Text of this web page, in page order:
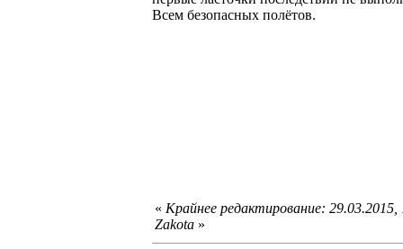
Всем безопасных полётов.
« Крайнее редактирование:
Zakota »